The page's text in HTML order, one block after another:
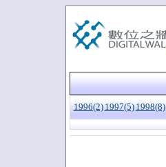
1996(2) 1997(5) 1998(8)